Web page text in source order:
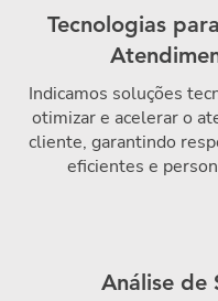
experiência excepcional.
Tecnologias
Indicamos soluções
otimizar e acelerar o
cliente, garantindo
eficientes e
Análise de